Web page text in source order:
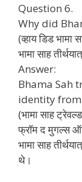
Question 6.
Why did
(व्हाय डिड भामा
भामा साह
Answer:
Bhama Sah
identity
(भामा साह
फ्रॉम द मुगल्स
भामा साह
थे।